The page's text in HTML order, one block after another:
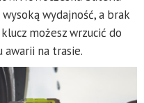
wydajność, a brak
możesz wrzucić do
awarii na trasie.